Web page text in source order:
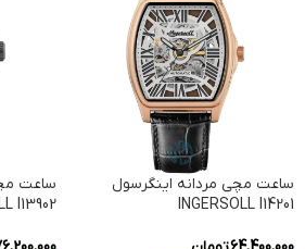
ساعت مچی مردانه اینگرسول
INGERSOLL I14201
ساعت
I13902